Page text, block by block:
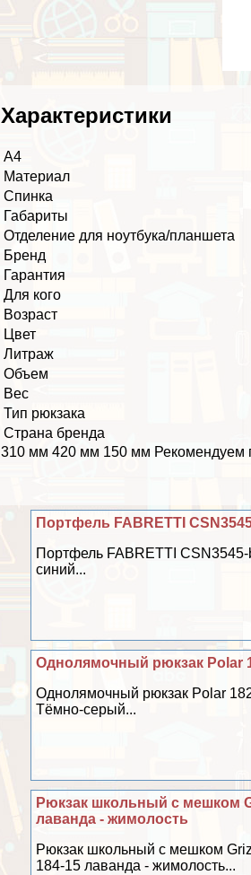
Хаpaктеристики
А4
Материал
Спинка
Габариты
Отделение для ноутбука/планшета
Бренд
Гарантия
Для кого
Возраст
Цвет
Литраж
Объем
Вес
Тип рюкзака
Страна бренда
310 мм 420 мм 150 мм Рекомендуем
Портфель FABRETTI
Портфель FABRETTI
синий...
Однолямочный рюкзак Polar
Однолямочный рюкзак Polar
Тёмно-серый...
Рюкзак школьный с мешком
лаванда - жимолость
Рюкзак школьный с мешком
184-15 лаванда - жимолость...